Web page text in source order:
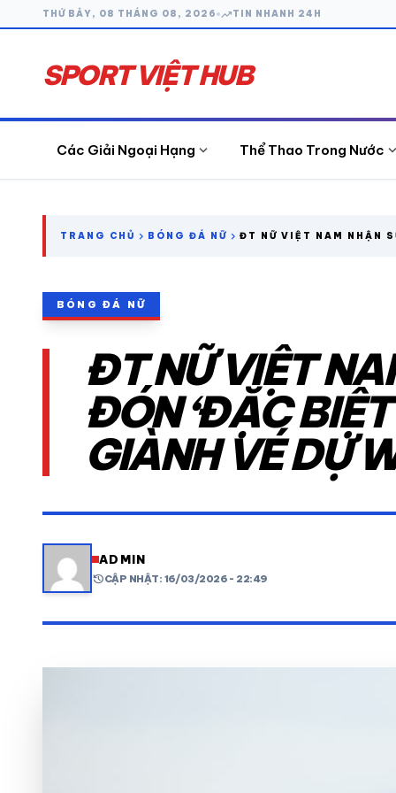
THỨ BẢY, 08 THÁNG 08, 2026 trending_upTIN NHANH 24H
SPORT VIỆT HUB
Các Giải Ngoại Hạng expand_more Thể Thao Trong Nước expand_more
THỂ THAO
mail
TRANG CHỦ chevron_right BÓNG ĐÁ NỮ chevron_right ĐT NỮ VIỆT NAM NHẬN
BÓNG ĐÁ NỮ
ĐT NỮ VIỆT
ĐÓN ‘ĐẶC
GIÀNH VÉ DỰ
ADMIN
historyCẬP NHẬT: 16/03/2026 - 22:49